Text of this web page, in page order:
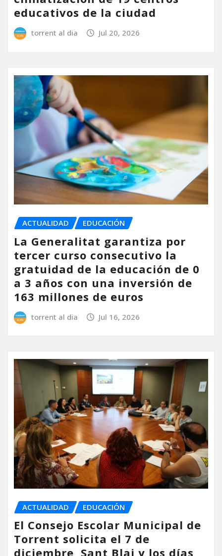
educativos de la ciudad
torrent al dia Jul 20, 2026
ACTUALIDAD EDUCACIÓN
La Generalitat garantiza por
tercer curso consecutivo la
gratuidad de la educación de 0
a 3 años con una inversión de
163 millones de euros
torrent al dia Jul 16, 2026
ACTUALIDAD EDUCACIÓN
El Consejo Escolar Municipal de
Torrent solicita el 7 de
diciembre, Sant Blai y los días